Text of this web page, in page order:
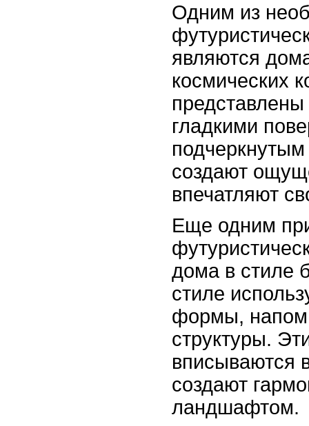
Одним из
являются
космических
гладкими
создают
впечатляют
Еще одним
дома в стиле
стиле
формы,
структуры.
вписываются
создают
ландшафтом.